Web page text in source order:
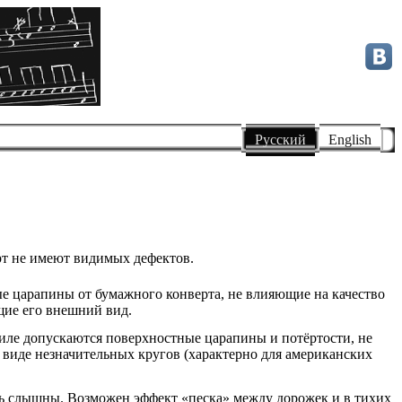
Русский English
не имеют видимых дефектов.
царапины от бумажного конверта, не влияющие на качество
его внешний вид.
допускаются поверхностные царапины и потёртости, не
незначительных кругов (характерно для американских
слышны. Возможен эффект «песка» между дорожек и в тихих